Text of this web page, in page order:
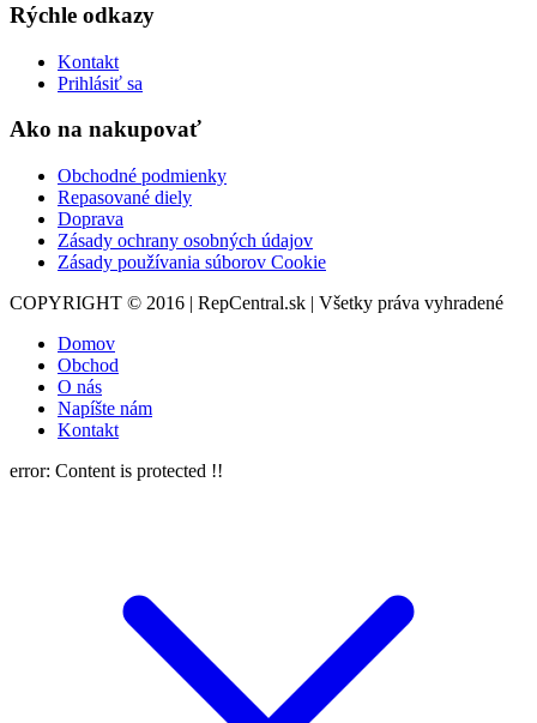
Rýchle odkazy
Kontakt
Prihlásiť sa
Ako na nakupovať
Obchodné podmienky
Repasované diely
Doprava
Zásady ochrany osobných údajov
Zásady používania súborov Cookie
COPYRIGHT © 2016 | RepCentral.sk | Všetky práva vyhradené
Domov
Obchod
O nás
Napíšte nám
Kontakt
error: Content is protected !!